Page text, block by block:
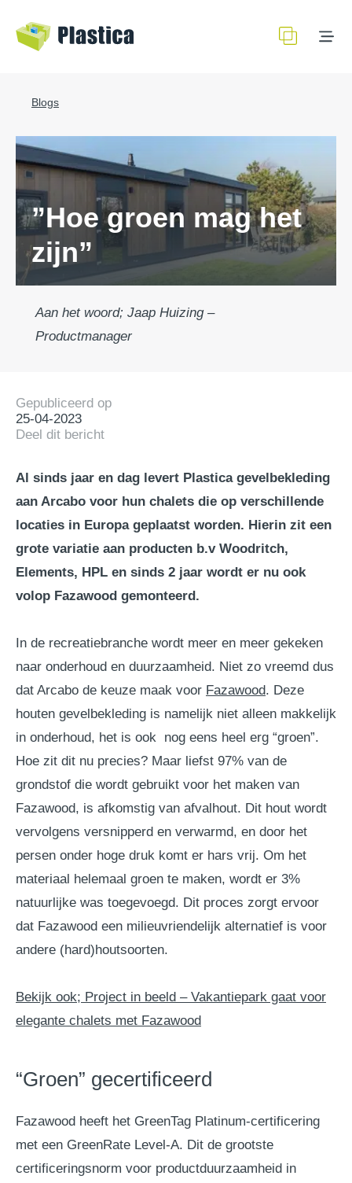
Blogs
”Hoe groen mag het
zijn”
Aan het woord; Jaap Huizing –
Productmanager
Gepubliceerd op
25-04-2023
Deel dit bericht
Al sinds jaar en dag levert Plastica gevelbekleding
aan Arcabo voor hun chalets die op verschillende
locaties in Europa geplaatst worden. Hierin zit een
grote variatie aan producten b.v Woodritch,
Elements, HPL en sinds 2 jaar wordt er nu ook
volop Fazawood gemonteerd.
In de recreatiebranche wordt meer en meer gekeken
naar onderhoud en duurzaamheid. Niet zo vreemd dus
dat Arcabo de keuze maak voor Fazawood. Deze
houten gevelbekleding is namelijk niet alleen makkelijk
in onderhoud, het is ook nog eens heel erg “groen”.
Hoe zit dit nu precies? Maar liefst 97% van de
grondstof die wordt gebruikt voor het maken van
Fazawood, is afkomstig van afvalhout. Dit hout wordt
vervolgens versnipperd en verwarmd, en door het
persen onder hoge druk komt er hars vrij. Om het
materiaal helemaal groen te maken, wordt er 3%
natuurlijke was toegevoegd. Dit proces zorgt ervoor
dat Fazawood een milieuvriendelijk alternatief is voor
andere (hard)houtsoorten.
Bekijk ook; Project in beeld – Vakantiepark gaat voor
elegante chalets met Fazawood
“Groen” gecertificeerd
Fazawood heeft het GreenTag Platinum-certificering
met een GreenRate Level-A. Dit de grootste
certificeringsnorm voor productduurzaamheid in